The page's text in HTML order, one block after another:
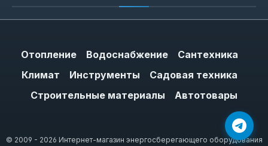
производство и гарантия
Regulus — чешский бренд,
специализирующийся на компонентах для
Гарантия на продукцию составляет от 1 до
Отопление Водоснабжение
Сантехника
Климат
Инструменты
Садовая техника
Строительные материалы
Автотовары
© 2009 - 2026 Интернет-магазин энергосберегающего оборудования